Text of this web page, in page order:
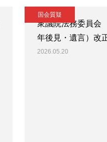
国会質疑
衆議院法務委員
年後見・遺言）改
2026.05.20